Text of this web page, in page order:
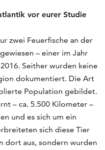
vor eurer Studie
zwei Feuerfische an der
– einer im Jahr
Seither wurden keine
dokumentiert. Die Art
Population gebildet.
– ca. 5.500 Kilometer –
und es sich um ein
sich diese Tier
dort aus, sondern wurden